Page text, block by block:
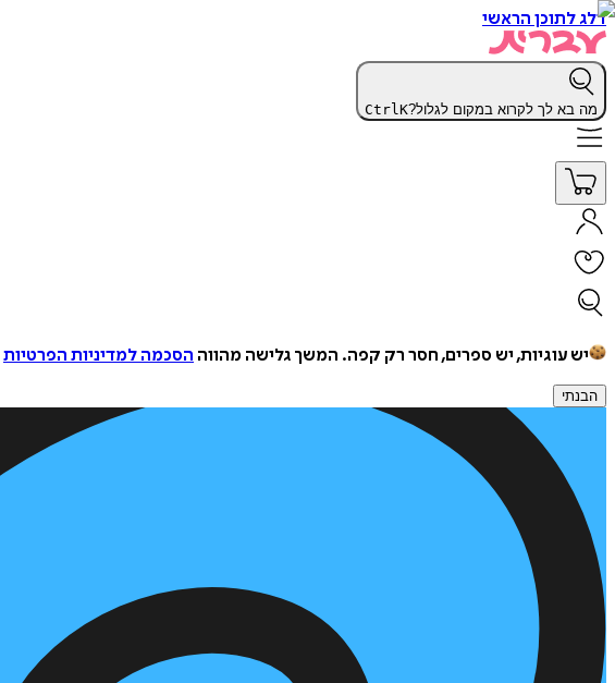
דלג לתוכן הראשי
מה בא לך לקרוא במקום לגלול? CtrlK
יש עוגיות, יש ספרים, חסר רק קפה. המשך גלישה מהווה הסכמה למדיניות הפרטיות
הבנתי